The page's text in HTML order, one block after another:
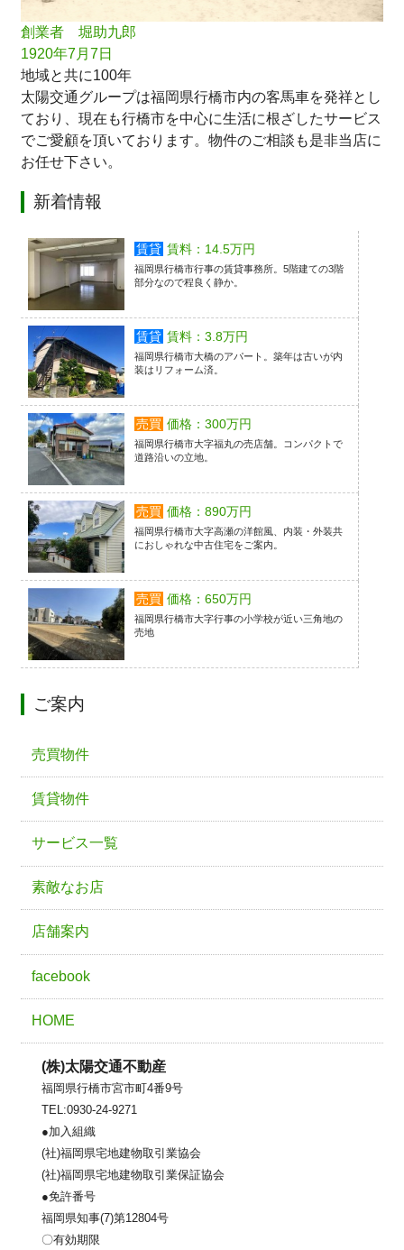
創業者 堀助九郎
1920年7月7日
地域と共に100年
太陽交通グループは福岡県行橋市内の客馬車を発祥とし
ており、現在も行橋市を中心に生活に根ざしたサービス
でご愛顧を頂いております。物件のご相談も是非当店に
お任せ下さい。
新着情報
賃貸 賃料：14.5万円
福岡県行橋市行事の賃貸事務所。5階建ての3階
部分なので程良く静か。
賃貸 賃料：3.8万円
福岡県行橋市大橋のアパート。築年は古いが内
装はリフォーム済。
売買 価格：300万円
福岡県行橋市大字福丸の売店舗。コンパクトで
道路沿いの立地。
売買 価格：890万円
福岡県行橋市大字高瀬の洋館風、内装・外装共
におしゃれな中古住宅をご案内。
売買 価格：650万円
福岡県行橋市大字行事の小学校が近い三角地の
売地
ご案内
売買物件
賃貸物件
サービス一覧
素敵なお店
店舗案内
facebook
HOME
(株)太陽交通不動産
福岡県行橋市宮市町4番9号
TEL:0930-24-9271
●加入組織
(社)福岡県宅地建物取引業協会
(社)福岡県宅地建物取引業保証協会
●免許番号
福岡県知事(7)第12804号
〇有効期限